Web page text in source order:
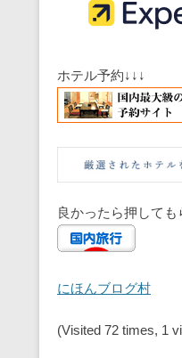
ホテル予約↓↓↓
良かったら押して
にほんブログ村
(Visited 72 times, 1